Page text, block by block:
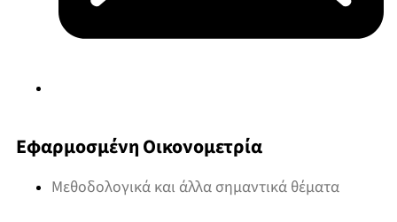
Εφαρμοσμένη Οικονομετρία
Μεθοδολογικά και άλλα σημαντικά θέματα